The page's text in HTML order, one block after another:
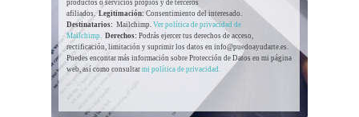
productos o servicios propios y de terceros
afiliados.Legitimación:Consentimiento del interesado.
Destinatarios: Mailchimp. Ver política de privacidad de
Mailchimp. Derechos: Podrás ejercer tus derechos de acceso,
rectificación, limitación y suprimir los datos en info@puedoayudarte.es.
Puedes encontar más información sobre Protección de Datos en mi página
web, así como consultar mi política de privacidad.